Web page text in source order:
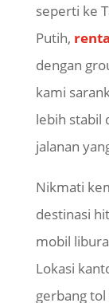
seperti ke
Putih,
dengan
kami
lebih stabil
jalanan
Nikmati
destinasi
mobil
Lokasi
gerbang